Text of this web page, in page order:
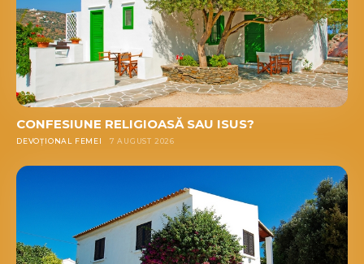
CONFESIUNE RELIGIOASĂ SAU ISUS?
DEVOȚIONAL FEMEI 7 AUGUST 2026